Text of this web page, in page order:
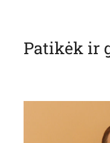
Patikėk ir